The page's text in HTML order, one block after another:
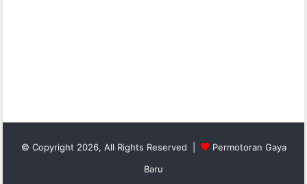
© Copyright 2026, All Rights Reserved |
Permotoran Gaya
Baru